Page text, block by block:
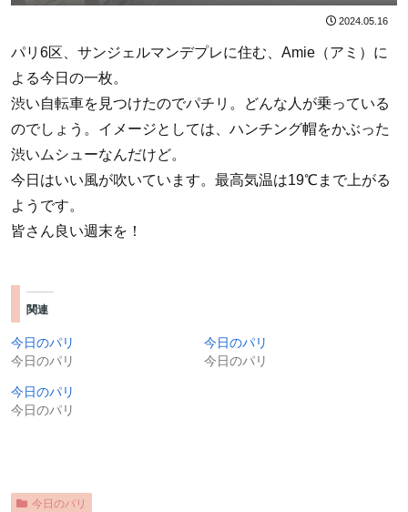
2024.05.16
パリ6区、サンジェルマンデプレに住む、Amie（アミ）に
よる今日の一枚。
渋い自転車を見つけたのでパチリ。どんな人が乗っている
のでしょう。イメージとしては、ハンチング帽をかぶった
渋いムシューなんだけど。
今日はいい風が吹いています。最高気温は19℃まで上がる
ようです。
皆さん良い週末を！
関連
今日のパリ
今日のパリ
今日のパリ
今日のパリ
今日のパリ
今日のパリ
今日のパリ